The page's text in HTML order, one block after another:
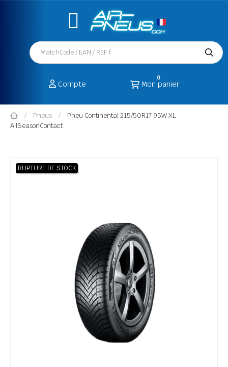
Compte Mon panier
0
Pneus
Pneu Continental 215/50R17 95W XL
AllSeasonContact
RUPTURE DE STOCK